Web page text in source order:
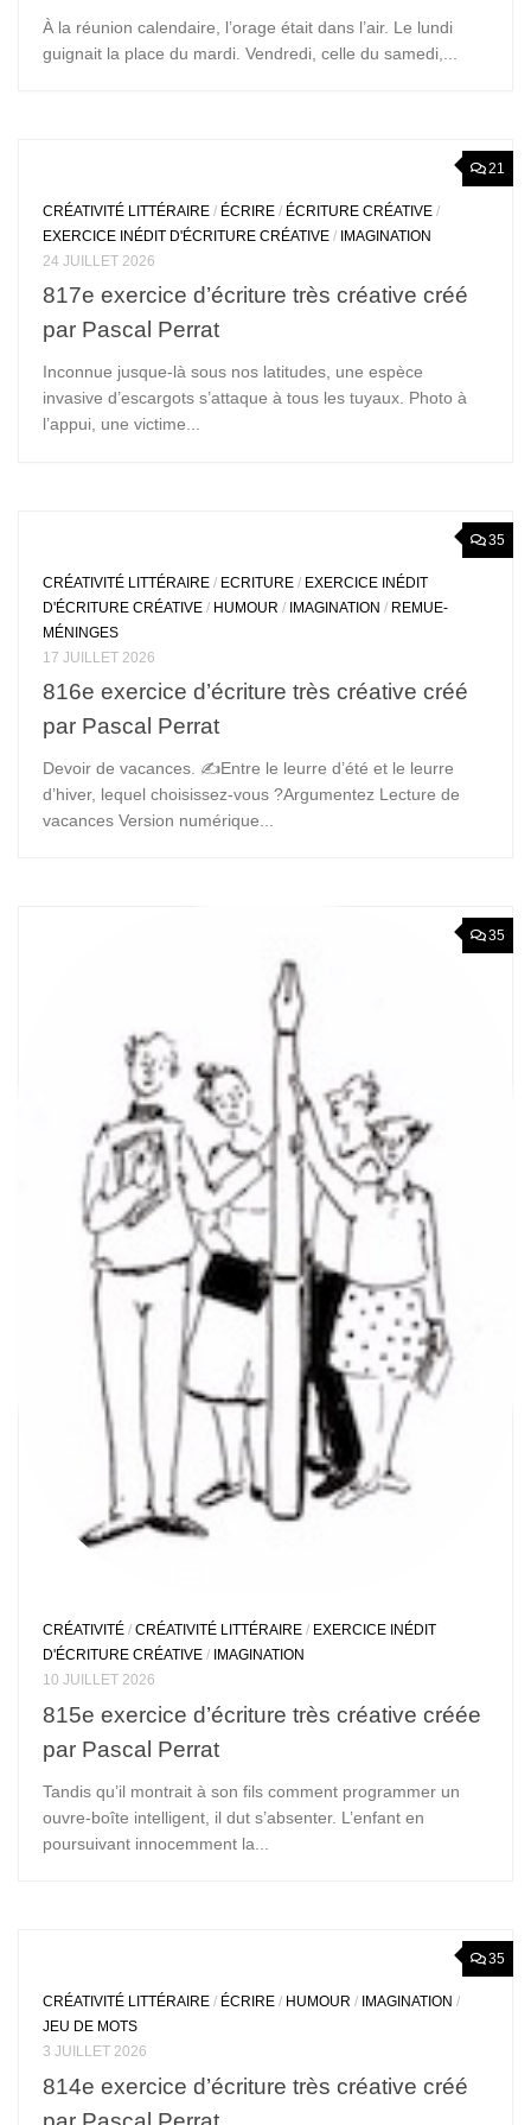
À la réunion calendaire, l’orage était dans l’air. Le lundi
guignait la place du mardi. Vendredi, celle du samedi,...
21
CRÉATIVITÉ LITTÉRAIRE / ÉCRIRE / ÉCRITURE CRÉATIVE /
EXERCICE INÉDIT D'ÉCRITURE CRÉATIVE / IMAGINATION
24 JUILLET 2026
817e exercice d’écriture très créative créé
par Pascal Perrat
Inconnue jusque-là sous nos latitudes, une espèce
invasive d’escargots s’attaque à tous les tuyaux. Photo à
l’appui, une victime...
35
CRÉATIVITÉ LITTÉRAIRE / ECRITURE / EXERCICE INÉDIT
D'ÉCRITURE CRÉATIVE / HUMOUR / IMAGINATION / REMUE-
MÉNINGES
17 JUILLET 2026
816e exercice d’écriture très créative créé
par Pascal Perrat
Devoir de vacances. ✍️Entre le leurre d’été et le leurre
d’hiver, lequel choisissez-vous ?Argumentez Lecture de
vacances Version numérique...
35
CRÉATIVITÉ /CRÉATIVITÉ LITTÉRAIRE / EXERCICE INÉDIT
D'ÉCRITURE CRÉATIVE / IMAGINATION
10 JUILLET 2026
815e exercice d’écriture très créative créée
par Pascal Perrat
Tandis qu’il montrait à son fils comment programmer un
ouvre-boîte intelligent, il dut s’absenter. L’enfant en
poursuivant innocemment la...
35
CRÉATIVITÉ LITTÉRAIRE / ÉCRIRE / HUMOUR / IMAGINATION /
JEU DE MOTS
3 JUILLET 2026
814e exercice d’écriture très créative créé